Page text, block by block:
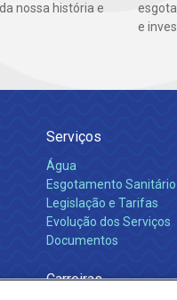
nossa história e
e
Serviços
Água
Esgotamento Sanitário
Legislação e Tarifas
Evolução dos Serviços
Documentos
Carreiras